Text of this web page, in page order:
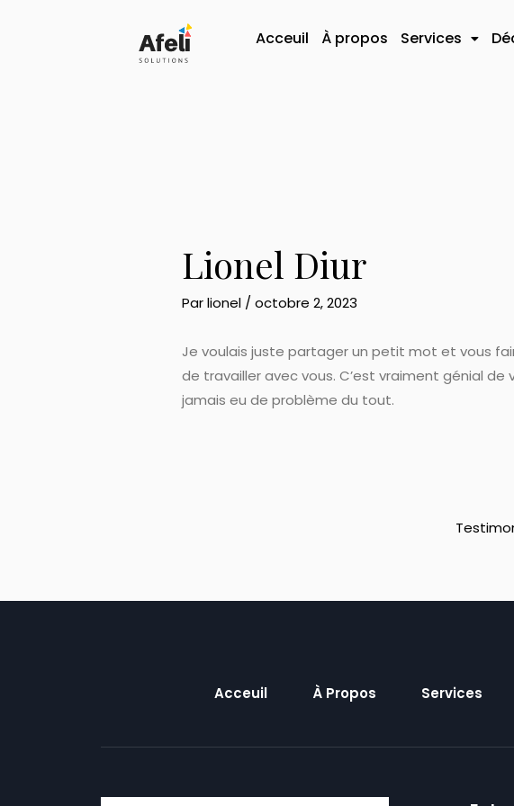
Acceuil À propos Services
Lionel Diur
Parlionel /octobre 2, 2023
Je voulais juste partager un petit mot et vous
de travailler avec vous. C’est vraiment génial
jamais eu de problème du tout.
articles
Acceuil À Propos Services